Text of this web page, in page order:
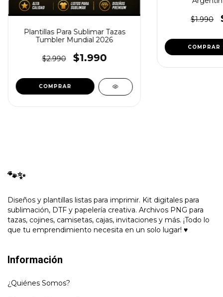
Plantillas Para Sublimar Tazas
Tumbler Mundial 2026
$2.990 $1.990
$1.990
🐾✨
Diseños y plantillas listas para imprimir. Kit digitales para
sublimación, DTF y papelería creativa. Archivos PNG para
tazas, cojines, camisetas, cajas, invitaciones y más. ¡Todo lo
que tu emprendimiento necesita en un solo lugar! ♥
Información
¿Quiénes Somos?